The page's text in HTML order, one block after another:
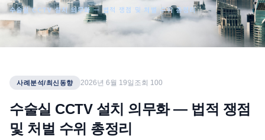
통합검색
사례분석/최신동향
법률지식인
업무분야
전체
각 전문 변호사
소식/자료
수술실 CCTV 설치 의무화 — 법적 쟁점 및 처벌 수위 총정리
사례분석/최신동향 2026년 6월 19일 조회 100
수술실 CCTV 설치 의무화 — 법적 쟁점
및 처벌 수위 총정리